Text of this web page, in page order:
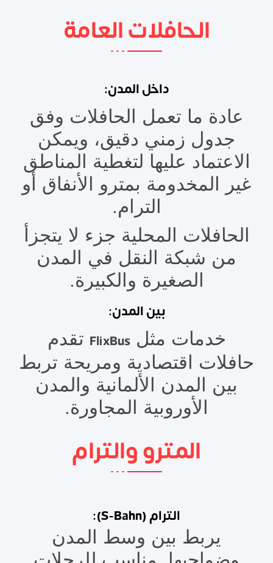
الحافلات العامة
داخل المدن:
عادة ما تعمل الحافلات وفق
جدول زمني دقيق، ويمكن
الاعتماد عليها لتغطية المناطق
غير المخدومة بمترو الأنفاق أو
الترام.
الحافلات المحلية جزء لا يتجزأ
من شبكة النقل في المدن
الصغيرة والكبيرة.
بين المدن:
خدمات مثلFlixBus تقدم
حافلات اقتصادية ومريحة تربط
بين المدن الألمانية والمدن
الأوروبية المجاورة.
المترو والترام
الترام (S-Bahn):
يربط بين وسط المدن